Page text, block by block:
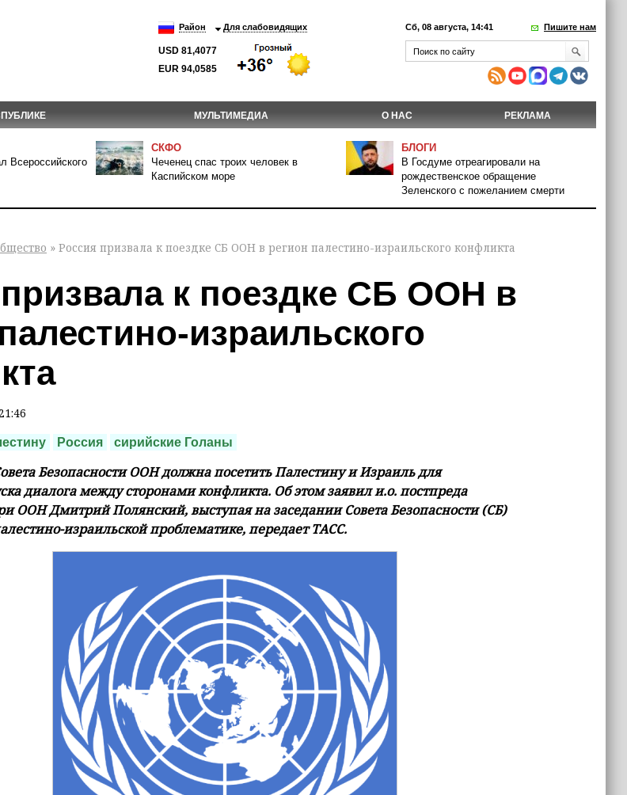
Район Для слабовидящих
USD 81,4077
EUR 94,0585
Сб, 08 августа, 14:41 Пишите нам
МУЛЬТИМЕДИА О НАС РЕКЛАМА
Всероссийского
СКФО
Чеченец спас троих человек в
Каспийском море
БЛОГИ
В Госдуме отреагировали на
рождественское обращение
Зеленского с пожеланием смерти
» Россия призвала к поездке СБ ООН в регион палестино-израильского конфликта
к поездке СБ ООН в
израильского
Россия сирийские Голаны
Безопасности ООН должна посетить Палестину и Израиль для
диалога между сторонами конфликта. Об этом заявил и.о. постпреда
ООН Дмитрий Полянский, выступая на заседании Совета Безопасности (СБ)
израильской проблематике, передает ТАСС.